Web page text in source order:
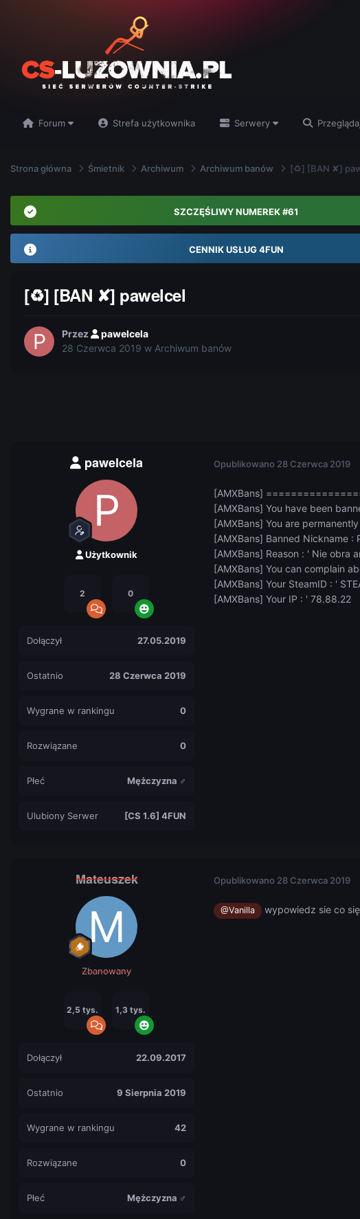
Forum Strefa użytkownika Serwery Przeglądaj
Strona główna Śmietnik Archiwum Archiwum banów [♻] [BAN ✘]
SZCZĘŚLIWY NUMEREK #61
CENNIK USŁUG 4FUN
[♻] [BAN ✘] pawelcel
Przez
pawelcela
28 Czerwca 2019 w Archiwum banów
pawelcela
Użytkownik
2 0
Dołączył 27.05.2019
Ostatnio 28 Czerwca 2019
Wygrane w rankingu 0
Rozwiązane 0
Płeć Mężczyzna ♂
Ulubiony Serwer [CS 1.6] 4FUN
Opublikowano 28 Czerwca 2019
[AMXBans]
[AMXBans] You have been
[AMXBans] You are
[AMXBans] Banned Nickname :
[AMXBans] Reason : ' Nie obra
[AMXBans] You can complain
[AMXBans] Your SteamID : '
[AMXBans] Your IP : ' 78.88.22
Mateuszek
Zbanowany
2,5 tys. 1,3 tys.
Dołączył 22.09.2017
Ostatnio 9 Sierpnia 2019
Wygrane w rankingu 42
Rozwiązane 0
Płeć Mężczyzna ♂
Opublikowano 28 Czerwca 2019
@Vanilla wypowiedz sie co